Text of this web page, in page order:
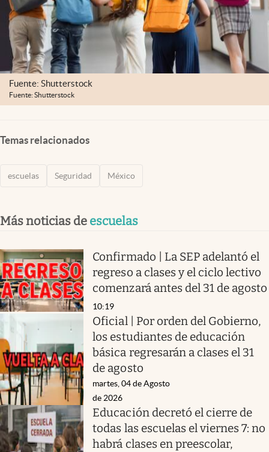
Fuente: Shutterstock
Fuente: Shutterstock
Temas relacionados
escuelas Seguridad México
Más noticias de escuelas
Confirmado | La SEP adelantó el
regreso a clases y el ciclo lectivo
comenzará antes del 31 de agosto
10:19
Oficial | Por orden del Gobierno,
los estudiantes de educación
básica regresarán a clases el 31
de agosto
martes, 04 de Agosto
de 2026
Educación decretó el cierre de
todas las escuelas el viernes 7: no
habrá clases en preescolar,